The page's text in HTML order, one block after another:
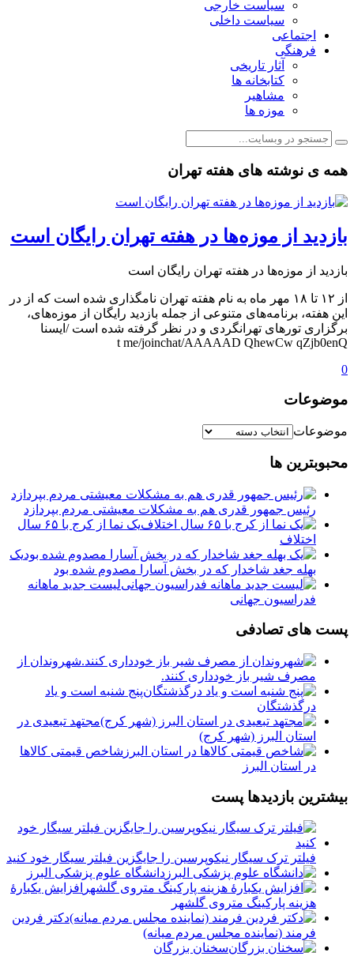
سیاست خارجی
سیاست داخلی
اجتماعی
فرهنگی
آثار تاریخی
کتابخانه ها
مشاهیر
موزه ها
همه ی نوشته های هفته تهران
بازدید از موزه‌ها در هفته تهران رایگان است
بازدید از موزه‌ها در هفته تهران رایگان است
از ۱۲ تا ۱۸ مهر ماه به نام هفته تهران نامگذاری شده است که از در
این هفته‌، برنامه‌های متنوعی از جمله بازدید رایگان از موزه‌های،
برگزاری تورهای تهرانگردی و در نظر گرفته شده است /ایسنا
t me/joinchat/AAAAAD QhewCw qZjb0enQ
0
موضوعات
موضوعات
محبوبترین ها
رئیس جمهور قدری هم به مشکلات معیشتی مردم بپردازد
یک نما از کرج با ۶۵ سال
اختلاف
یک
بهله جغد شاخدار که در بخش آسارا مصدوم شده بود
لیست جدید ماهانه
فدراسیون جهانی
پست های تصادفی
شهروندان از
مصرف شیر باز خودداری کنند.
پنج شنبه است و ياد
درگذشتگان
مجتهد تبعیدی در
استان البرز (شهر کرج)
شاخص قیمتی کالاها
در استان البرز
بیشترین بازدیدها پست
فیلتر ترک سیگار نیکوپرسین را جایگزین فیلتر سیگار خود کنید
دانشگاه علوم پزشکی البرز
افزایش یکبارۀ
هزینه پارکینگ متروی گلشهر
دكتر فردين
فرمند (نماينده مجلس مردم میانه)
سخنان بزرگان